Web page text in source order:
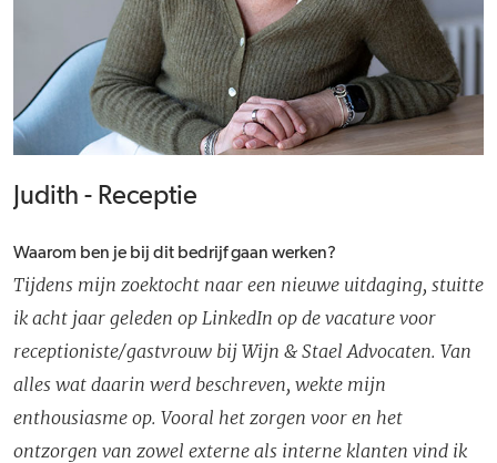
Judith - Receptie
Waarom ben je bij dit bedrijf gaan werken?
Tijdens mijn zoektocht naar een nieuwe uitdaging, stuitte
ik acht jaar geleden op LinkedIn op de vacature voor
receptioniste/gastvrouw bij Wijn & Stael Advocaten. Van
alles wat daarin werd beschreven, wekte mijn
enthousiasme op. Vooral het zorgen voor en het
ontzorgen van zowel externe als interne klanten vind ik